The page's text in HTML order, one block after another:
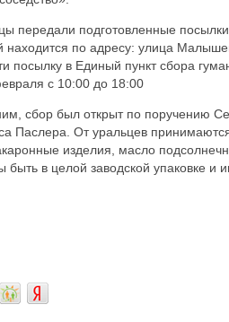
передали подготовленные
находится по адресу: улица
посылку в Единый пункт сбора
с 10:00 до 18:00
сбор был открыт по поручению
Паслера. От уральцев
изделия, масло
в целой заводской упаковке и